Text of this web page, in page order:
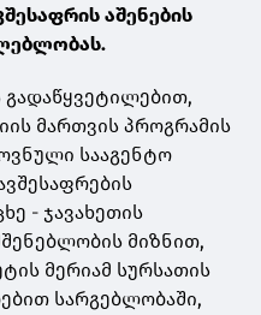
აშენების
მართვის პროგრამის
სააგენტო
- ჯავახეთის
მიზნით,
მერიამ სურსათის
სარგებლობაში,